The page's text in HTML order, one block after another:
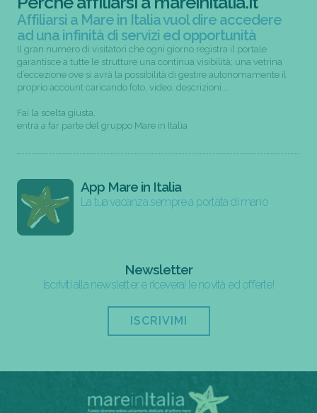
Affiliarsi a Mare in Italia vuol dire accedere
ad una infinità di servizi ed opportunità
Il gran numero di visitatori che ogni giorno registra il portale
garantisce a tutte le strutture una continua visibilità; una vetrina
d’eccezione ove si avrà la possibilità di gestire autonomamente il
proprio account caricando foto, video, descrizioni...
Fai la scelta giusta,
entra a far parte del gruppo Mare in Italia
App Mare in Italia
La tua vacanza sempre a portata di mano
Newsletter
Iscriviti alla newsletter e riceverai le novità ed offerte!
ISCRIVIMI